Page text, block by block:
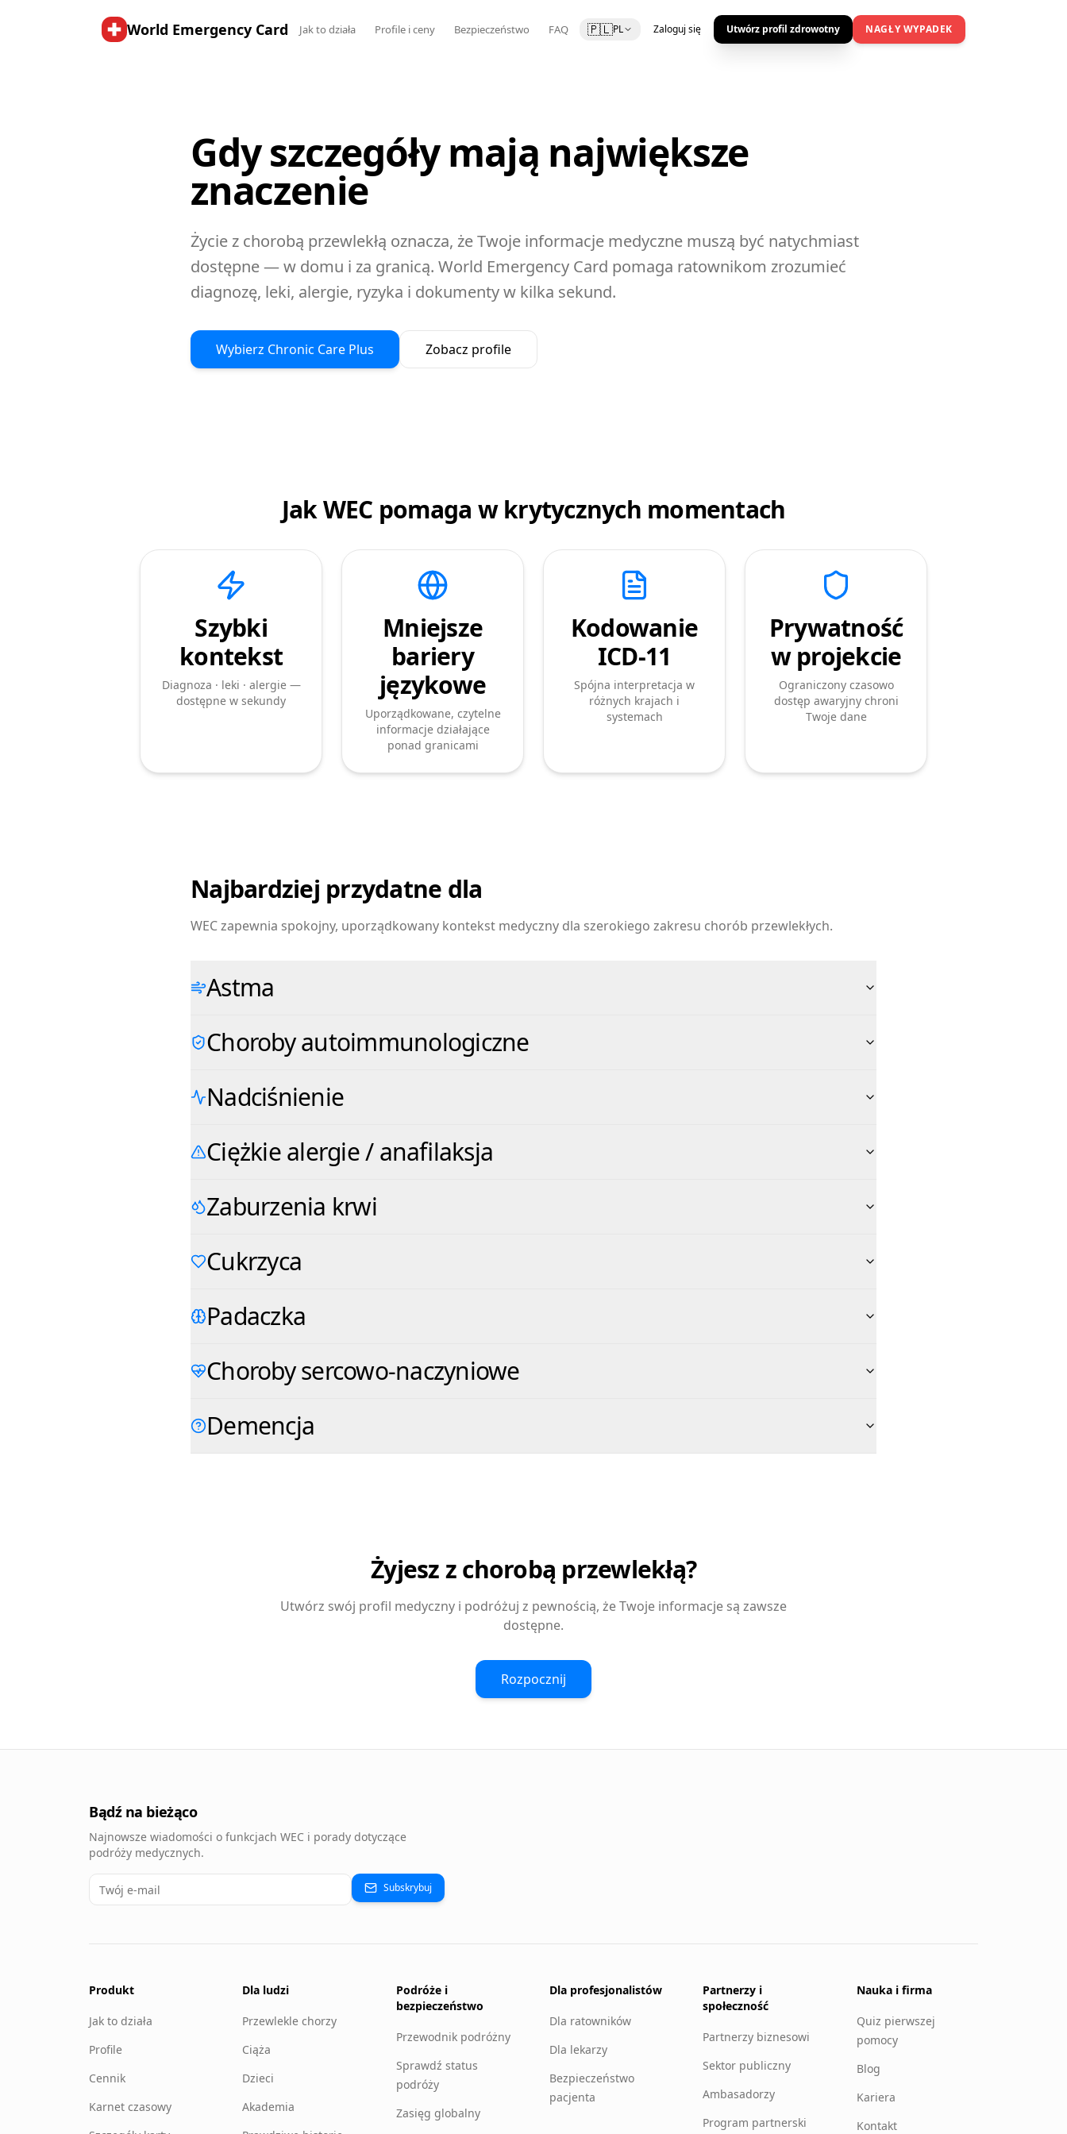
World Emergency Card Jak to działa Profile i ceny Bezpieczeństwo FAQ 🇵🇱PL Zaloguj się Utwórz profil zdrowotny NAGŁY WYPADEK
Gdy szczegóły mają największe
znaczenie
Życie z chorobą przewlekłą oznacza, że Twoje informacje medyczne muszą być natychmiast
dostępne — w domu i za granicą. World Emergency Card pomaga ratownikom zrozumieć
diagnozę, leki, alergie, ryzyka i dokumenty w kilka sekund.
Wybierz Chronic Care Plus Zobacz profile
Jak WEC pomaga w krytycznych momentach
Szybki
kontekst
Diagnoza · leki · alergie —
dostępne w sekundy
Mniejsze
bariery
językowe
Uporządkowane, czytelne
informacje działające
ponad granicami
Kodowanie
ICD-11
Spójna interpretacja w
różnych krajach i
systemach
Prywatność
w projekcie
Ograniczony czasowo
dostęp awaryjny chroni
Twoje dane
Najbardziej przydatne dla
WEC zapewnia spokojny, uporządkowany kontekst medyczny dla szerokiego zakresu chorób przewlekłych.
Astma
Choroby autoimmunologiczne
Nadciśnienie
Ciężkie alergie / anafilaksja
Zaburzenia krwi
Cukrzyca
Padaczka
Choroby sercowo-naczyniowe
Demencja
Żyjesz z chorobą przewlekłą?
Utwórz swój profil medyczny i podróżuj z pewnością, że Twoje informacje są zawsze
dostępne.
Rozpocznij
Bądź na bieżąco
Najnowsze wiadomości o funkcjach WEC i porady dotyczące
podróży medycznych.
Subskrybuj
Produkt
Jak to działa
Profile
Cennik
Karnet czasowy
Dla ludzi
Przewlekle chorzy
Ciąża
Dzieci
Akademia
Podróże i
bezpieczeństwo
Przewodnik podróżny
Sprawdź status
podróży
Zasięg globalny
Dla profesjonalistów
Dla ratowników
Dla lekarzy
Bezpieczeństwo
pacjenta
Partnerzy i
społeczność
Partnerzy biznesowi
Sektor publiczny
Ambasadorzy
Program partnerski
Nauka i firma
Quiz pierwszej
pomocy
Blog
Kariera
Kontakt